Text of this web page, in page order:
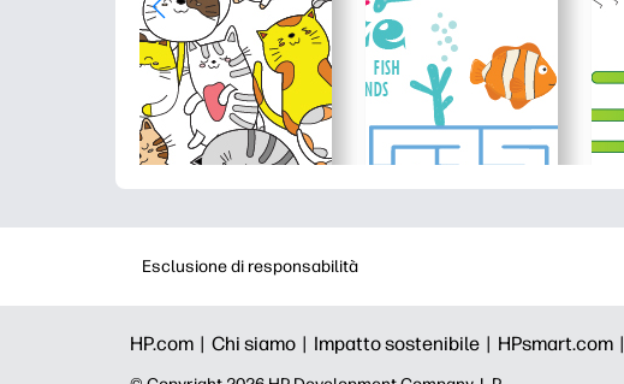
Esclusione di responsabilità
HP.com | Chi siamo | Impatto sostenibile | HPsmart.com |